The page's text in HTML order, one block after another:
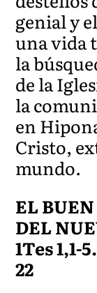
genial y
una vida
la
de la
la
en
Cristo,
mundo.
EL
DEL
1Tes 1,1-
22